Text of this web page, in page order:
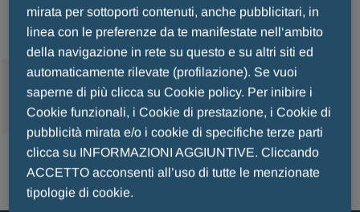
MENU
mirata per sottoporti contenuti, anche pubblicitari, in
linea con le preferenze da te manifestate nell‘ambito
della navigazione in rete su questo e su altri siti ed
automaticamente rilevate (profilazione). Se vuoi
saperne di più clicca su Cookie policy. Per inibire i
Cookie funzionali, i Cookie di prestazione, i Cookie di
pubblicità mirata e/o i cookie di specifiche terze parti
clicca su INFORMAZIONI AGGIUNTIVE. Cliccando
ACCETTO acconsenti all’uso di tutte le menzionate
tipologie di cookie.